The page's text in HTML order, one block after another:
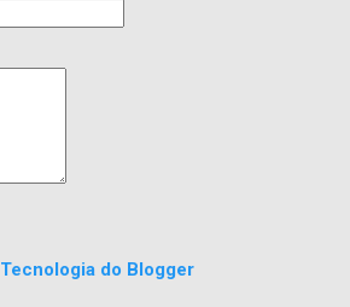
Tecnologia do Blogger